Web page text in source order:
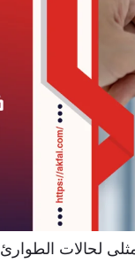
لحالات الطوارئ 2024